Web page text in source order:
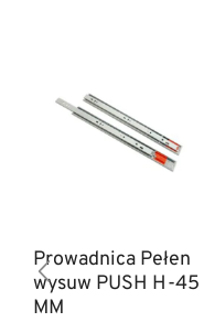
Prowadnica Pełen
wysuw PUSH H-45
MM